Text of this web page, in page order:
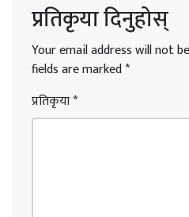
प्रतिकृया दिनुहोस्
Your email address will not
fields are marked*
प्रतिकृया*